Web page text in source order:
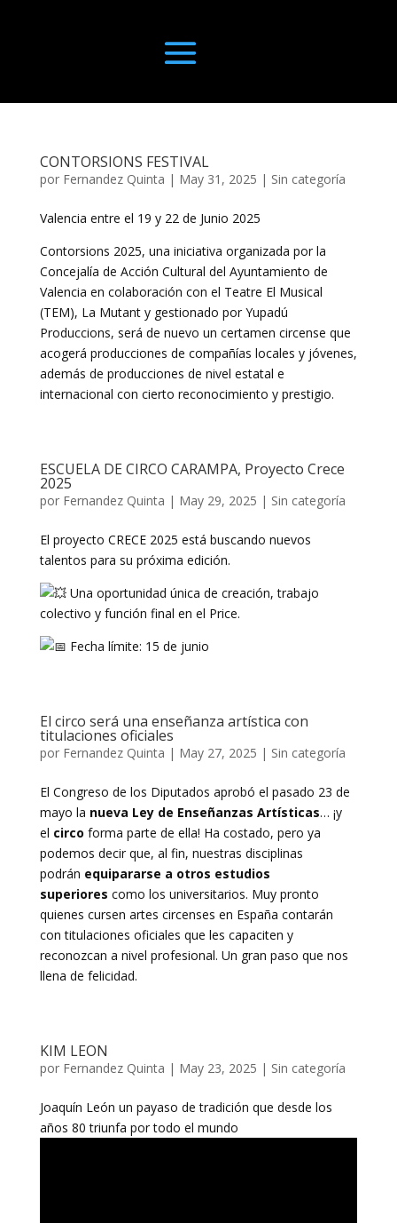
CONTORSIONS FESTIVAL
por Fernandez Quinta | May 31, 2025 | Sin categoría
Valencia entre el 19 y 22 de Junio 2025
Contorsions 2025, una iniciativa organizada por la
Concejalía de Acción Cultural del Ayuntamiento de
Valencia en colaboración con el Teatre El Musical
(TEM), La Mutant y gestionado por Yupadú
Produccions, será de nuevo un certamen circense que
acogerá producciones de compañías locales y jóvenes,
además de producciones de nivel estatal e
internacional con cierto reconocimiento y prestigio.
ESCUELA DE CIRCO CARAMPA, Proyecto Crece
2025
por Fernandez Quinta | May 29, 2025 | Sin categoría
El proyecto CRECE 2025 está buscando nuevos
talentos para su próxima edición.
Una oportunidad única de creación, trabajo
colectivo y función final en el Price.
Fecha límite: 15 de junio
El circo será una enseñanza artística con
titulaciones oficiales
por Fernandez Quinta | May 27, 2025 | Sin categoría
El Congreso de los Diputados aprobó el pasado 23 de
mayo la nueva Ley de Enseñanzas Artísticas… ¡y
el circo forma parte de ella! Ha costado, pero ya
podemos decir que, al fin, nuestras disciplinas
podrán equipararse a otros estudios
superiores como los universitarios. Muy pronto
quienes cursen artes circenses en España contarán
con titulaciones oficiales que les capaciten y
reconozcan a nivel profesional. Un gran paso que nos
llena de felicidad.
KIM LEON
por Fernandez Quinta | May 23, 2025 | Sin categoría
Joaquín León un payaso de tradición que desde los
años 80 triunfa por todo el mundo